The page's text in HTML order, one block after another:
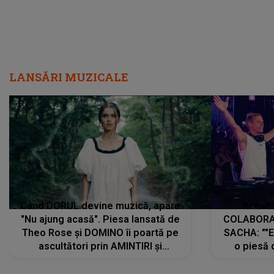
LANSĂRI MUZICALE
Când DORUL devine muzică, apare
"Nu ajung acasă". Piesa lansată de
Theo Rose și DOMINO îi poartă pe
ascultători prin AMINTIRI și
SACHA:
o piesă